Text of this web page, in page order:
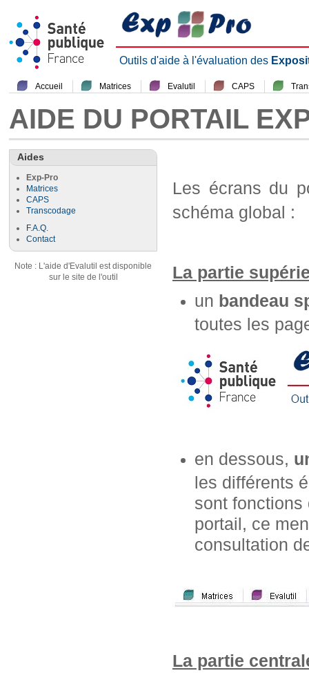
Outils d'aide à l'évaluation des
Accueil Matrices Evalutil CAPS
AIDE DU PORTAIL
Aides
Exp-Pro
Matrices
CAPS
Transcodage
F.A.Q.
Contact
Note : L'aide d'Evalutil est disponible
sur le site de l'outil
Les écrans du
schéma global :
La partie
un bandeau
toutes les
en dessous,
les différents
sont fonctions
portail, ce
consultation
La partie